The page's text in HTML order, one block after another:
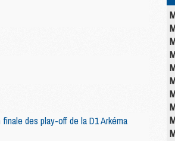
des play-off de la D1 Arkéma